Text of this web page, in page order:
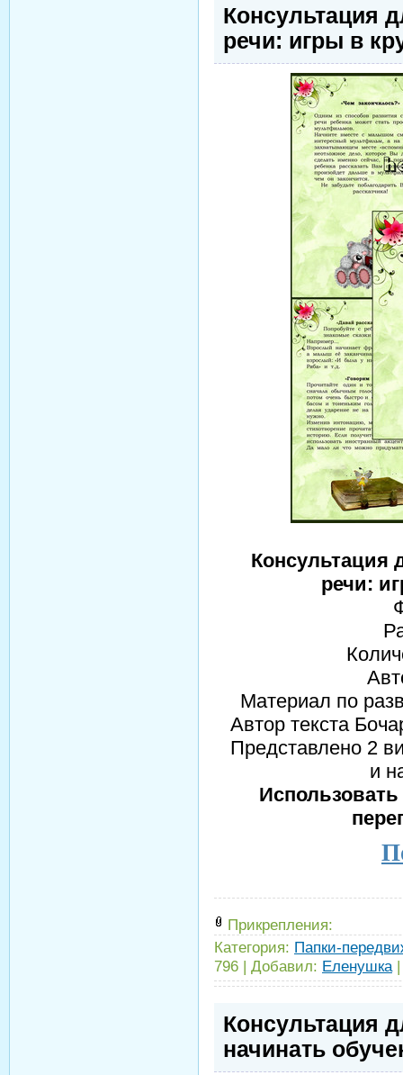
Консультация
речи: игры в
Консультация
речи:
Материал по
Автор текста
Представлено 2
и
Прикрепления:
Категория: Папки-
796 | Добавил: Еленушка
Консультация
начинать